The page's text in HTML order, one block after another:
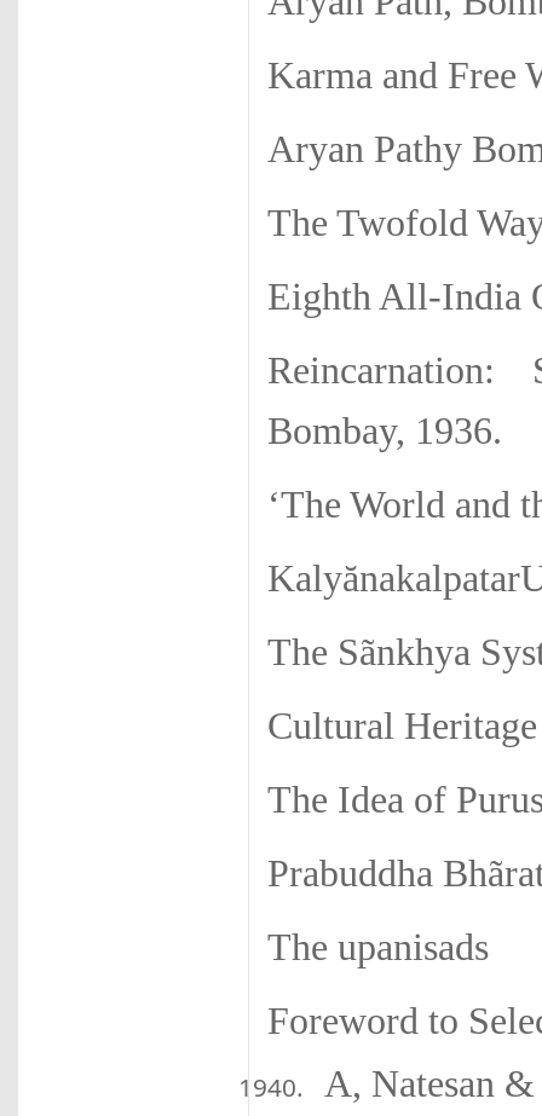
Karma and Free
Aryan Pathy
The Twofold
Eighth All-India
Bombay, 1936.
‘The World and
The Sãnkhya
Cultural
The Idea of
Prabuddha
The upanisads
Foreword to
A, Natesan